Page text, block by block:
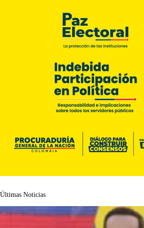
Últimas Noticias